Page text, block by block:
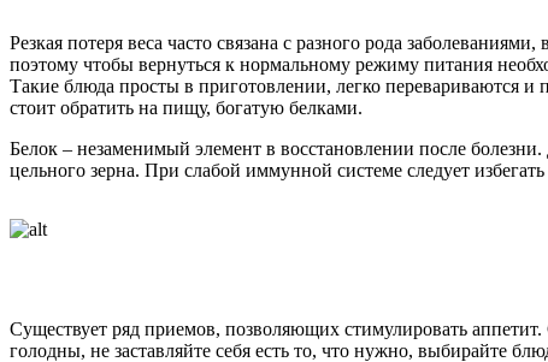
Резкая потеря веса часто связана с разного рода
поэтому чтобы вернуться к нормальному режиму питания
Такие блюда просты в приготовлении, легко
стоит обратить на пищу, богатую белками.
Белок – незаменимый элемент в восстановлении после
цельного зерна. При слабой иммунной системе следует
Существует ряд приемов, позволяющих стимулировать
голодны, не заставляйте себя есть то, что нужно, выбирайте